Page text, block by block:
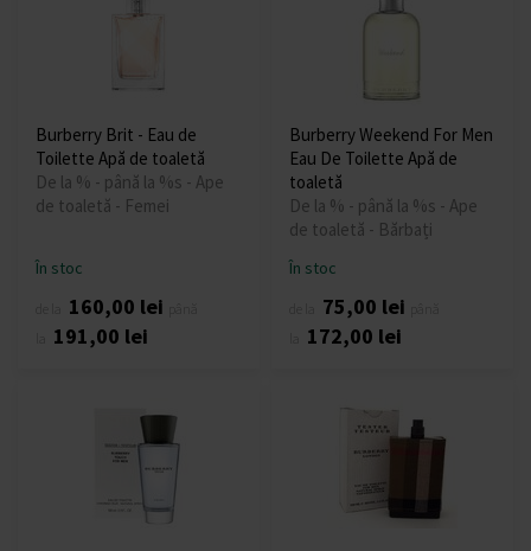
Burberry Brit - Eau de
Toilette Apă de toaletă
De la % - până la %s - Ape
de toaletă - Femei
În stoc
160,00 lei
191,00 lei
Burberry Weekend For Men
Eau De Toilette Apă de
toaletă
De la % - până la %s - Ape
de toaletă - Bărbați
În stoc
75,00 lei
172,00 lei